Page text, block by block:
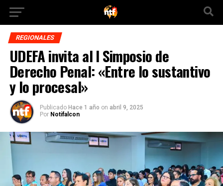
REGIONALES
UDEFA invita al I Simposio de
Derecho Penal: «Entre lo sustantivo
y lo procesal»
Publicado Hace 1 año on abril 9, 2025
Por Notifalcon